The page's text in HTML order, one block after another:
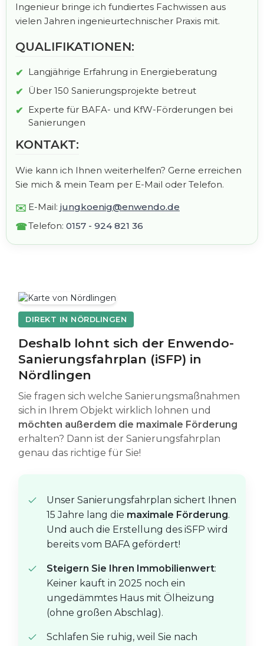
Ingenieur bringe ich fundiertes Fachwissen aus
vielen Jahren ingenieurtechnischer Praxis mit.
QUALIFIKATIONEN:
Langjährige Erfahrung in Energieberatung
Über 150 Sanierungsprojekte betreut
Experte für BAFA- und KfW-Förderungen bei
Sanierungen
KONTAKT:
Wie kann ich Ihnen weiterhelfen? Gerne erreichen
Sie mich & mein Team per E-Mail oder Telefon.
E-Mail: jungkoenig@enwendo.de
Telefon: 0157 - 924 821 36
DIREKT IN NÖRDLINGEN
Deshalb lohnt sich der Enwendo-
Sanierungsfahrplan (iSFP) in
Nördlingen
Sie fragen sich welche Sanierungsmaßnahmen
sich in Ihrem Objekt wirklich lohnen und
möchten außerdem die maximale Förderung
erhalten? Dann ist der Sanierungsfahrplan
genau das richtige für Sie!
Unser Sanierungsfahrplan sichert Ihnen
15 Jahre lang die maximale Förderung.
Und auch die Erstellung des iSFP wird
bereits vom BAFA gefördert!
Steigern Sie Ihren Immobilienwert:
Keiner kauft in 2025 noch ein
ungedämmtes Haus mit Ölheizung
(ohne großen Abschlag).
Schlafen Sie ruhig, weil Sie nach